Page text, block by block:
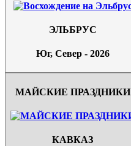
ЭЛЬБРУС
Юг, Север - 2026
МАЙСКИЕ ПРАЗДНИКИ
КАВКАЗ